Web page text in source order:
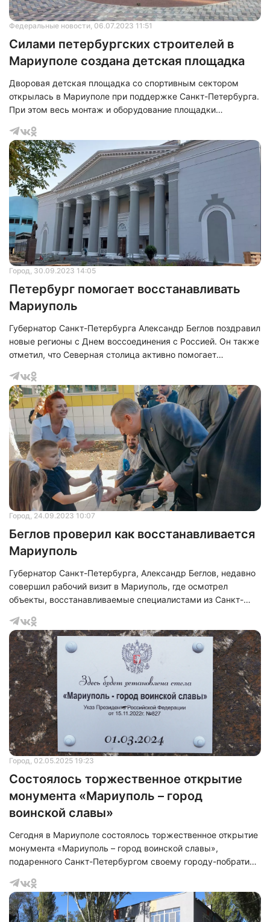
Федеральные новости, 06.07.2023 11:51
Силами петербургских строителей в
Мариуполе создана детская площадка
Дворовая детская площадка со спортивным сектором
открылась в Мариуполе при поддержке Санкт-Петербурга.
При этом весь монтаж и оборудование площадки
Город, 30.09.2023 14:05
Петербург помогает восстанавливать
Мариуполь
Губернатор Санкт-Петербурга Александр Беглов поздравил
новые регионы с Днем воссоединения с Россией. Он также
отметил, что Северная столица активно помогает
Петербурга с 2022 года.
Город, 24.09.2023 10:07
Беглов проверил как восстанавливается
Мариуполь
Губернатор Санкт-Петербурга, Александр Беглов, недавно
совершил рабочий визит в Мариуполь, где осмотрел
объекты, восстанавливаемые специалистами из Санкт-
детский сад, многофункциональный центр и
благоустроенные общественные пространства. Однако,
самым интересным моментом визита стало открытие
ретротрамвая в Мариуполе по поручению президента.
Город, 02.05.2025 19:23
Состоялось торжественное открытие
монумента «Мариуполь – город
воинской славы»
Сегодня в Мариуполе состоялось торжественное открытие
монумента «Мариуполь – город воинской славы»,
подаренного Санкт-Петербургом своему городу-побратиму
Почётное звание «Город воинской славы» было присвоено
Мариуполю указом Президента Российской Федерации в
2022 году. В церемонии открытия приняли участие